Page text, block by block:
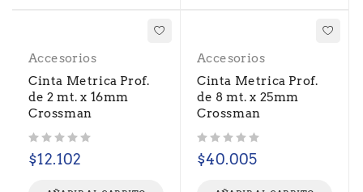
Accesorios
Cinta Metrica Prof.
de 2 mt. x 16mm
Crossman
$12.102
Accesorios
Cinta Metrica Prof.
de 8 mt. x 25mm
Crossman
$40.005